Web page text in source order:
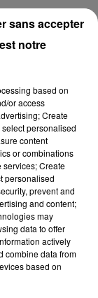
À
notre
based on
or access
Create
personalised
content
or combinations
services; Create
personalised
prevent and
and content;
may
data to offer
actively
combine data from
based on
sans accepter